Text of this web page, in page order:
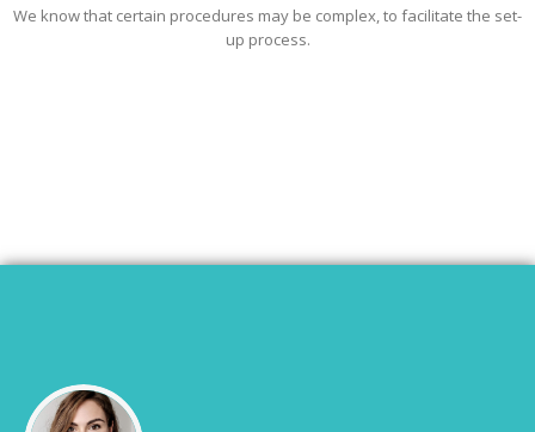
We know that certain procedures may be complex, to facilitate the set-
up process.